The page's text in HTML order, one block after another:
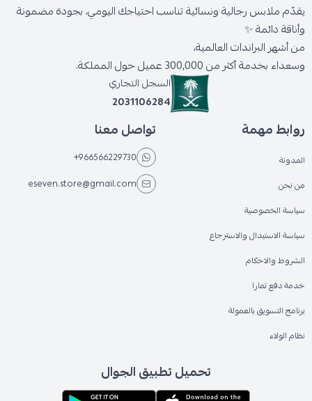
يقدّم ملابس رجالية ونسائية تناسب احتياجك اليومي، بجودة مضمونة
وأناقة دائمة ✨
من أشهر البراندات العالمية،
وسعداء بخدمة أكثر من 300,000 عميل حول المملكة.
السجل التجاري
2031106284
روابط مهمة
المدونة
من نحن
سياسة الخصوصية
سياسة الاستبدال والاسترجاع
الشروط والاحكام
خدمة دفع تمارا
برنامج التسويق بالعمولة
نظام الولاء
تواصل معنا
+966566229730
eseven.store@gmail.com
تحميل تطبيق الجوال